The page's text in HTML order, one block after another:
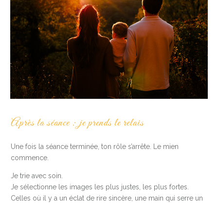
Après la séance : je prends le relais
Une fois la séance terminée, ton rôle s’arrête. Le mien
commence.
Je trie avec soin.
Je sélectionne les images les plus justes, les plus fortes.
Celles où il y a un éclat de rire sincère, une main qui serre un